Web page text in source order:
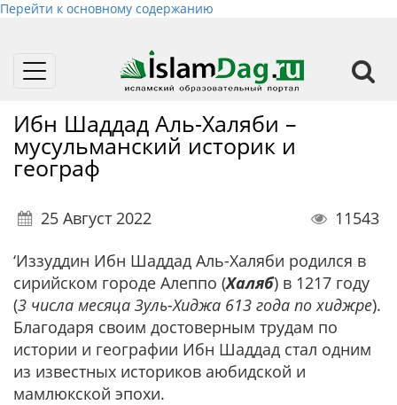
Перейти к основному содержанию
Toggle
Ибн Шаддад Аль-Халяби –
мусульманский историк и
географ
25 Август 2022
11543
‘Иззуддин Ибн Шаддад Аль-Халяби родился в
сирийском городе Алеппо (Халяб) в 1217 году
(3 числа месяца Зуль-Хиджа 613 года по хиджре).
Благодаря своим достоверным трудам по
истории и географии Ибн Шаддад стал одним
из известных историков аюбидской и
мамлюкской эпохи.